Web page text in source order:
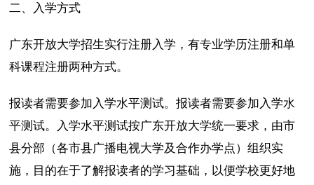
二、入学方式
广东开放大学招生实行注册入学，有专业学历注册和单
科课程注册两种方式。
报读者需要参加入学水平测试。报读者需要参加入学水
平测试。入学水平测试按广东开放大学统一要求，由市
县分部（各市县广播电视大学及合作办学点）组织实
施，目的在于了解报读者的学习基础，以便学校更好地